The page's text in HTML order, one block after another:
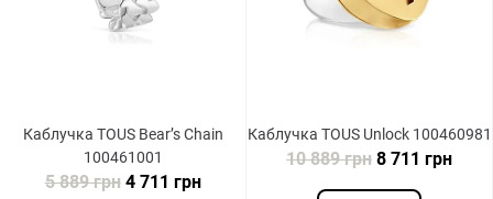
Каблучка TOUS Bear’s Chain
100461001
5 889 грн4 711 грн
Каблучка TOUS Unlock 100460981
10 889 грн 8 711 грн